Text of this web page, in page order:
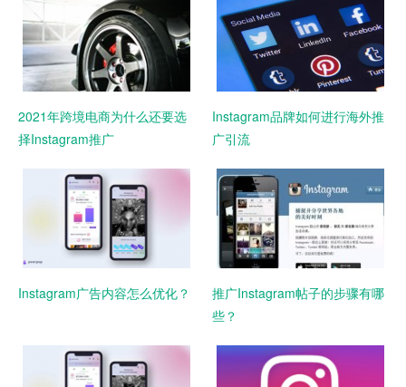
2021年跨境电商为什么还要选
择Instagram推广
Instagram品牌如何进行海外推
广引流
Instagram广告内容怎么优化？
推广Instagram帖子的步骤有哪
些？